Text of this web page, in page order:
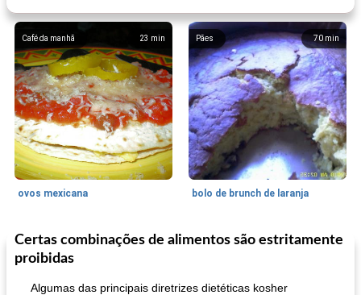
23 min
Café da manhã
ovos mexicana
70 min
Pães
bolo de brunch de laranja
130min
Pães De Fermento 25min
Vegetal
Certas combinações de alimentos são estritamente
proibidas
Algumas das principais diretrizes dietéticas kosher